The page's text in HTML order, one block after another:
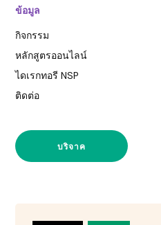
ข้อมูล
กิจกรรม
หลักสูตรออนไลน์
ไดเรกทอรี NSP
ติดต่อ
บริจาค